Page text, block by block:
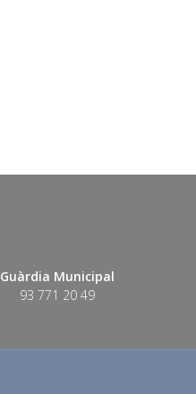
Guàrdia Municipal
93 771 20 49